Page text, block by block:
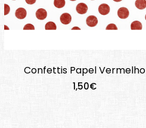
Confettis Papel Vermelho
1,50€